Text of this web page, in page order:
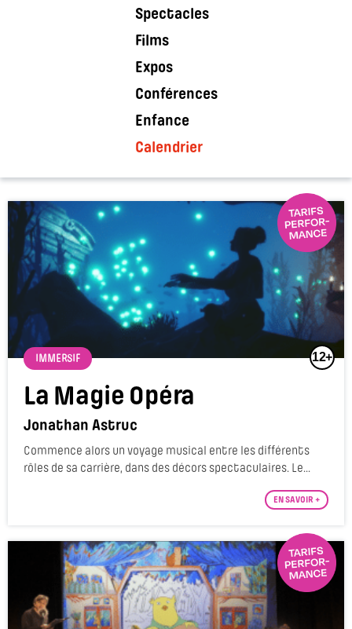
Spectacles
Films
Expos
Conférences
Enfance
Calendrier
12+
IMMERSIF
La Magie Opéra
Jonathan Astruc
Commence alors un voyage musical entre les différents
rôles de sa carrière, dans des décors spectaculaires. Le...
EN SAVOIR +